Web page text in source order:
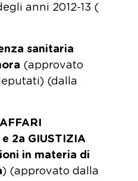
anni 2012-13 (
sanitaria
(approvato
(dalla
2a GIUSTIZIA
in materia di
) (approvato dalla